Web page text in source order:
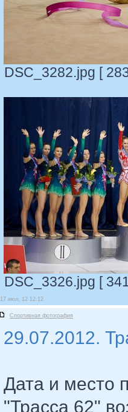
DSC_3282.jpg [
DSC_3326.jpg [
17 июл, 12 12:12
Спортивная фотография
29.07.2012.
Дата и место
"Трасса 62"